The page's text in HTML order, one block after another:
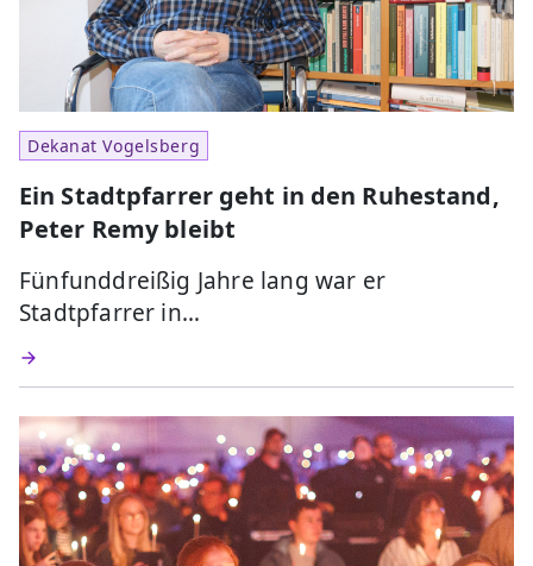
Dekanat Vogelsberg
Ein Stadtpfarrer geht in den Ruhestand,
Peter Remy bleibt
Fünfunddreißig Jahre lang war er
Stadtpfarrer in…